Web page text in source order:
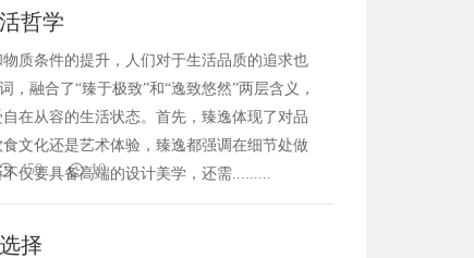
哲学
质条件的提升，人们对于生活品质的追求也
，融合了“臻于极致”和“逸致悠然”两层含义，
在从容的生活状态。首先，臻逸体现了对品
文化还是艺术体验，臻逸都强调在细节处做
仅要具备高端的设计美学，还需.........
450 10
择